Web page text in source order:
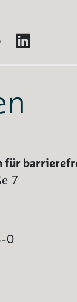
Blog
7
0